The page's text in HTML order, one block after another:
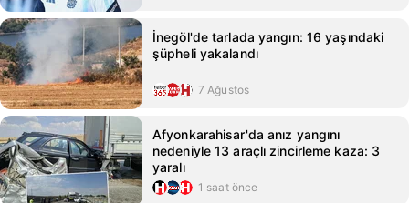
İnegöl'de tarlada yangın: 16 yaşındaki
şüpheli yakalandı
7 Ağustos
Afyonkarahisar'da anız yangını
nedeniyle 13 araçlı zincirleme kaza: 3
yaralı
1 saat önce